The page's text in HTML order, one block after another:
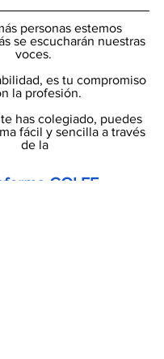
personas estemos
se escucharán nuestras
voces.
es tu compromiso
la profesión.
has colegiado, puedes
fácil y sencilla a través
de la
COLEF.